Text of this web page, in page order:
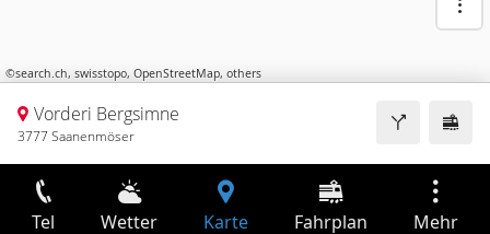
©search.ch, swisstopo, OpenStreetMap, others
Vorderi Bergsimne
3777 Saanenmöser
Tel Wetter Karte Fahrplan Mehr